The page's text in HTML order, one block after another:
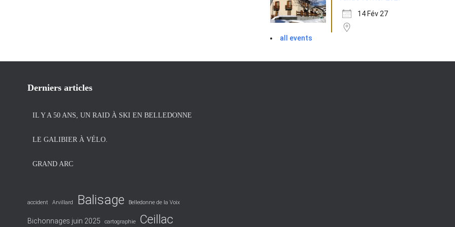
14 Fév 27
all events
Derniers articles
IL Y A 50 ANS, UN RAID À SKI EN BELLEDONNE
LE GALIBIER À VÉLO.
GRAND ARC
accident Arvillard Balisage Belledonne de la Voix
Bichonnages juin 2025 cartographie Ceillac